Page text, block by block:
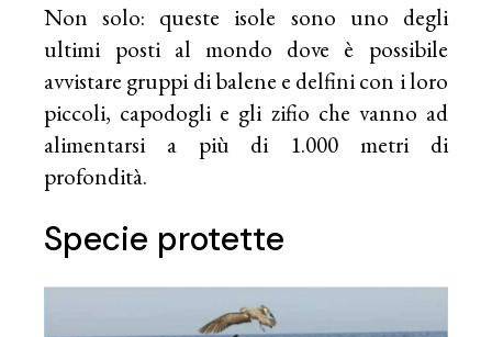
Non solo: queste isole sono uno degli
ultimi posti al mondo dove è possibile
avvistare gruppi di balene e delfini con i loro
piccoli, capodogli e gli zifio che vanno ad
alimentarsi a più di 1.000 metri di
profondità.
Specie protette